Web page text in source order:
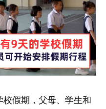
假期，父母、学生和